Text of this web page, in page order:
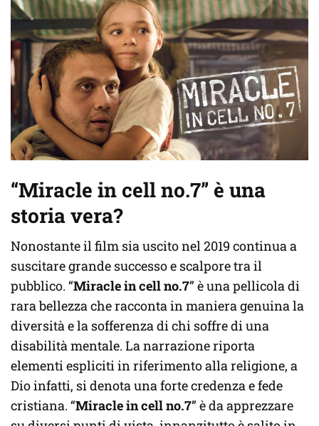
“Miracle in cell no.7” è una
storia vera?
Nonostante il film sia uscito nel 2019 continua a
suscitare grande successo e scalpore tra il
pubblico. “Miracle in cell no.7” è una pellicola di
rara bellezza che racconta in maniera genuina la
diversità e la sofferenza di chi soffre di una
disabilità mentale. La narrazione riporta
elementi espliciti in riferimento alla religione, a
Dio infatti, si denota una forte credenza e fede
cristiana. “Miracle in cell no.7” è da apprezzare